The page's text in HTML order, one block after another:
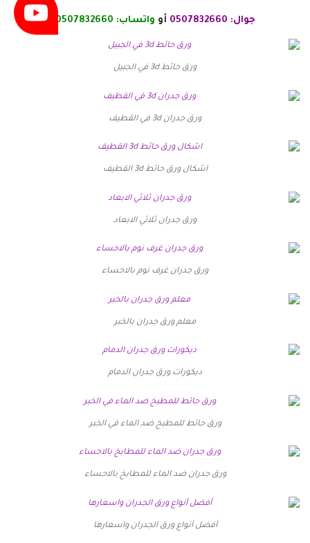
جوال: 0507832660 أو واتساب: 0507832660
ورق حائط 3d في الجبيل
ورق جدران 3d في القطيف
اشكال ورق حائط 3d القطيف
ورق جدران ثلاثي الابعاد
ورق جدران غرف نوم بالاحساء
معلم ورق جدران بالخبر
ديكورات ورق جدران الدمام
ورق حائط للمطبخ ضد الماء في الخبر
ورق جدران ضد الماء للمطابخ بالاحساء
أفضل أنواع ورق الجدران واسعارها